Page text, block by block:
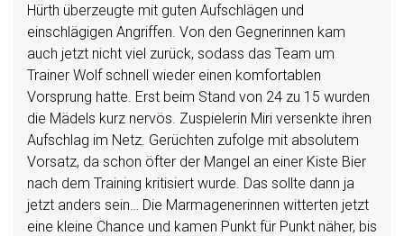
Hürth überzeugte mit guten Aufschlägen und
einschlägigen Angriffen. Von den Gegnerinnen kam
auch jetzt nicht viel zurück, sodass das Team um
Trainer Wolf schnell wieder einen komfortablen
Vorsprung hatte. Erst beim Stand von 24 zu 15 wurden
die Mädels kurz nervös. Zuspielerin Miri versenkte ihren
Aufschlag im Netz. Gerüchten zufolge mit absolutem
Vorsatz, da schon öfter der Mangel an einer Kiste Bier
nach dem Training kritisiert wurde. Das sollte dann ja
jetzt anders sein… Die Marmagenerinnen witterten jetzt
eine kleine Chance und kamen Punkt für Punkt näher, bis